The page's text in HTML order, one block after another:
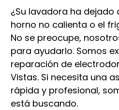
¿Su lavadora ha dejado
horno no calienta o el
No se preocupe,
para ayudarlo. Somos
reparación de
Vistas. Si necesita una
rápida y profesional,
está buscando.